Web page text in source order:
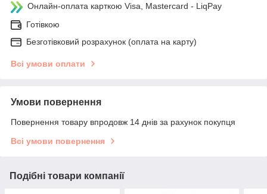
Онлайн-оплата карткою Visa, Mastercard - LiqPay
Готівкою
Безготівковий розрахунок (оплата на карту)
Всі умови оплати
Умови повернення
Повернення товару впродовж 14 днів за рахунок покупця
Всі умови повернення
Подібні товари компанії